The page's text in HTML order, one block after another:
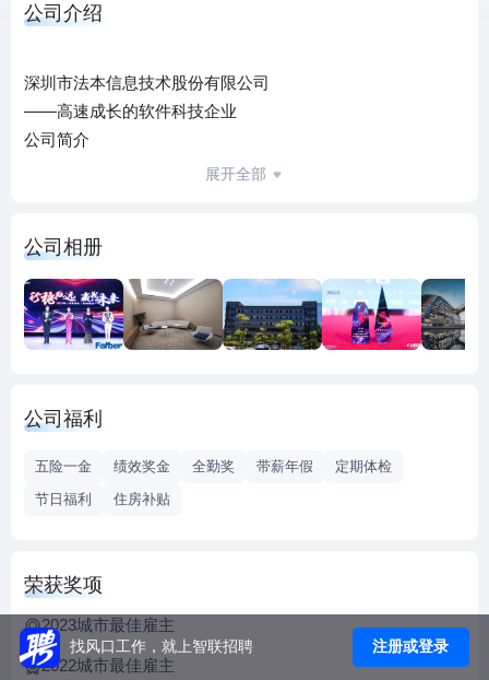
公司介绍
深圳市法本信息技术股份有限公司
——高速成长的软件科技企业
公司简介
法本公司成立于2006年，总部位于深圳市南山区高新产业园
新技术企业认证、双软认证和CMMI Level3认证等。
公司立足于深圳，是一家面向中国大陆、香港及海外市场的
电子元器件通路、专业IT服务和咨询的多元化集团企业：上海
法本电子科技有限公司，深圳市法本信息技术有限公司和深
球领先的专业IT产品、服务及解决方案供应商；为国内外互联
和谐的环境下充分发挥自身的创新能力和潜能，在达成公司
发展目标的同时实现个人的理想和奋斗目标。
展开全部
公司相册
公司福利
五险一金 绩效奖金 全勤奖 带薪年假
定期体检
节日福利
住房补贴
荣获奖项
2023城市最佳雇主
2022城市最佳雇主
找风口工作，就上智联招聘 注册或登录